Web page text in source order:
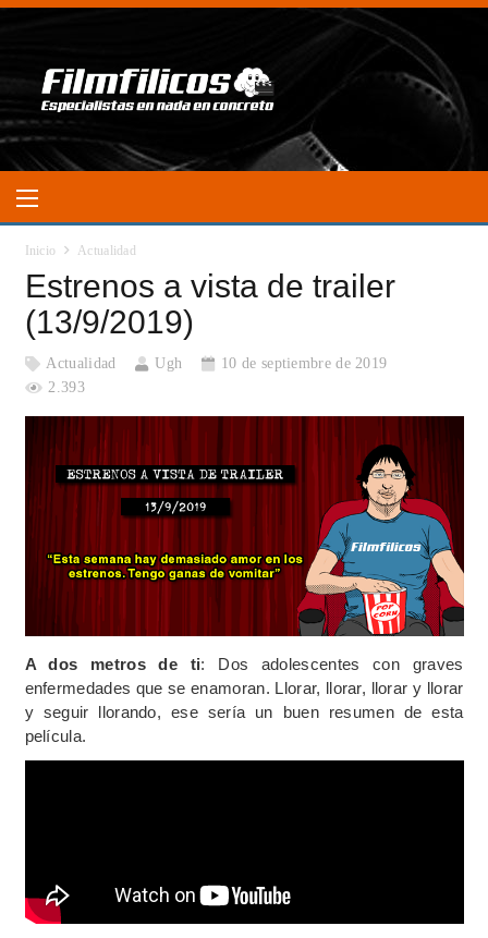
Inicio Actualidad
Estrenos a vista de trailer
(13/9/2019)
Actualidad Ugh
10 de septiembre de 2019
2.393
A dos metros de ti: Dos adolescentes con graves
enfermedades que se enamoran. Llorar, llorar, llorar y llorar
y seguir llorando, ese sería un buen resumen de esta
película.